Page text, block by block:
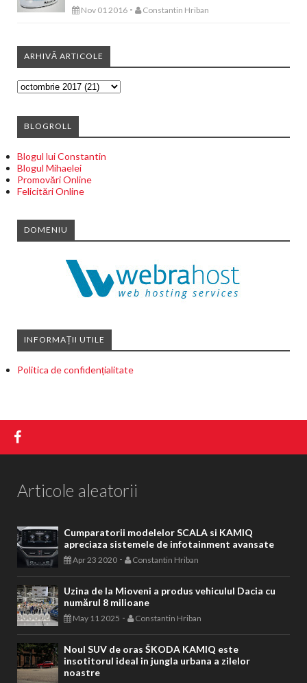
Nov 01 2016 - Constantin Hriban
ARHIVĂ ARTICOLE
BLOGROLL
Blogul lui Constantin
Blogul Mihaelei
Promovări Online
Felicitări Online
DOMENIU
INFORMAȚII UTILE
Politica de confidențialitate
Articole aleatorii
Cumparatorii modelelor SCALA si KAMIQ
apreciaza sistemele de infotainment avansate
Apr 23 2020 - Constantin Hriban
Uzina de la Mioveni a produs vehiculul Dacia cu
numărul 8 milioane
May 11 2025 - Constantin Hriban
Noul SUV de oras ŠKODA KAMIQ este
insotitorul ideal in jungla urbana a zilelor
noastre